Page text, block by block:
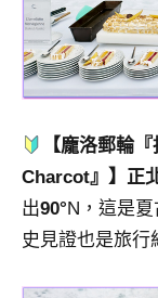
【龐洛郵輪
Charcot』】正
出90°N，這是
史見證也是旅行